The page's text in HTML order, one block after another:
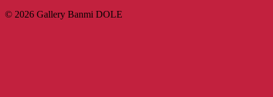
© 2026 Gallery Banmi DOLE